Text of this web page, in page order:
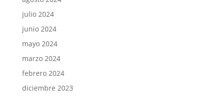
julio 2024
junio 2024
mayo 2024
marzo 2024
febrero 2024
diciembre 2023